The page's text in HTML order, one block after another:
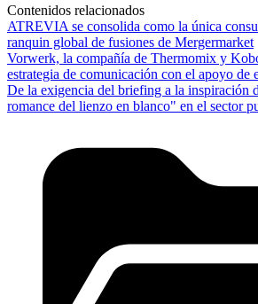
Contenidos relacionados
ATREVIA se consolida como la única
ranquin global de fusiones de Mergermarket
Vorwerk, la compañía de Thermomix y
estrategia de comunicación con el apoyo de
De la exigencia del briefing a la inspiración
romance del lienzo en blanco" en el sector